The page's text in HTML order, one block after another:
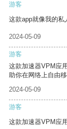
游客
这款app就像我的私
2024-05-09
游客
这款加速器VPM应
助你在网络上自由移
2024-05-09
游客
这款加速器VPM应